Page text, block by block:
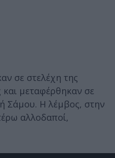
σε στελέχη της
μεταφέρθηκαν σε
Σάμου. Η λέμβος, στην
αλλοδαποί,